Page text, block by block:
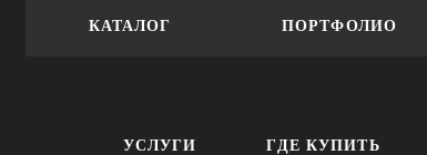
КАТАЛОГ ПОРТФОЛИО
УСЛУГИ ГДЕ КУПИТЬ